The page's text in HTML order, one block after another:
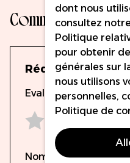
Commentaires
Rédigez votre
Evaluation
2 stars
3 stars
4 stars
5 stars
Nom
dont nous
consultez
Politique
pour obtenir
générales sur
nous utilisons
personnelles,
Politique de